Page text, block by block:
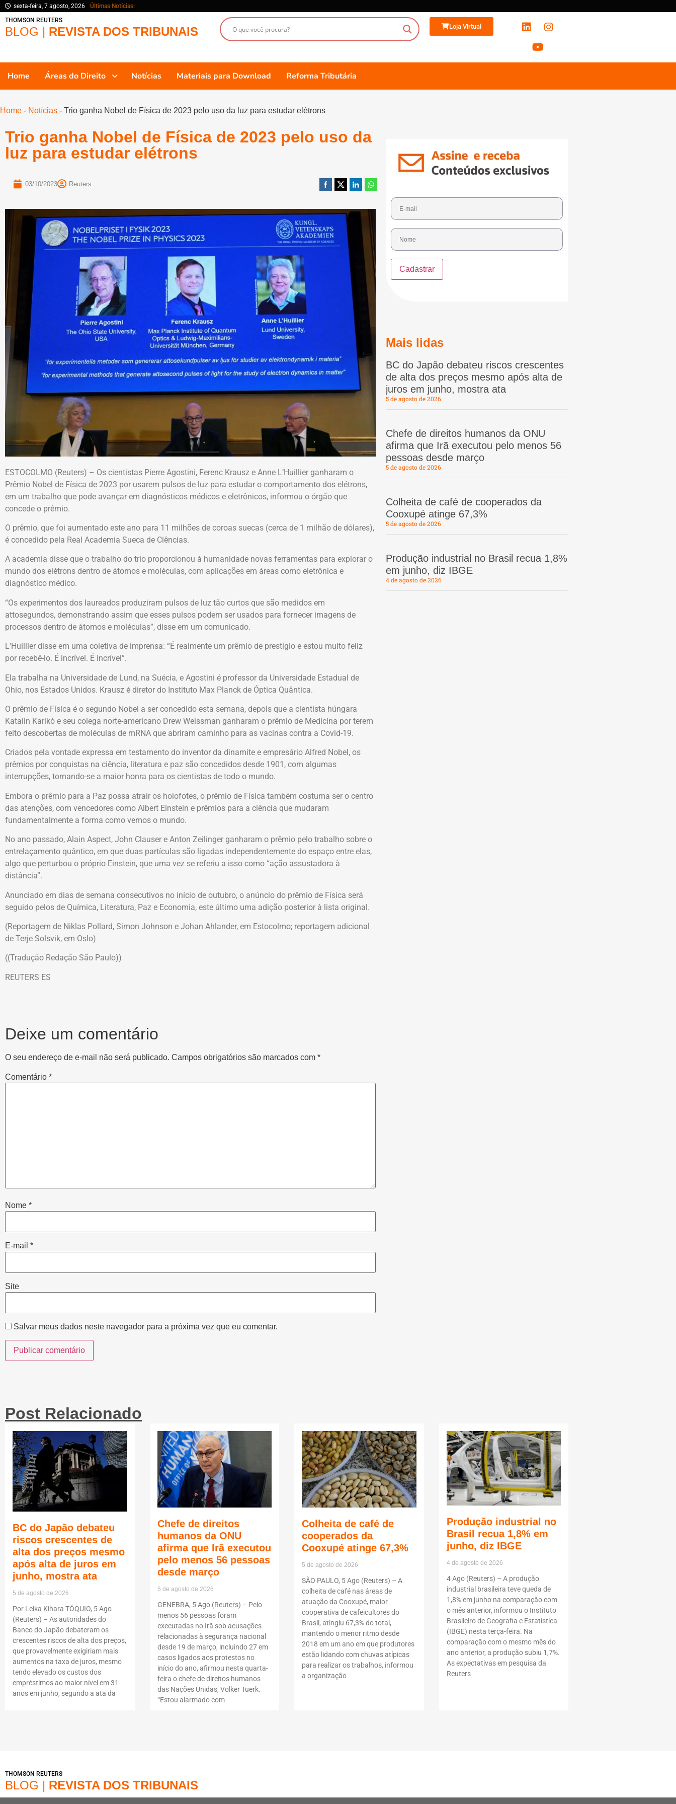
sexta-feira, 7 agosto, 2026
Últimas Notícias:
THOMSON REUTERS
BLOG | REVISTA DOS TRIBUNAIS Loja Virtual
Home Áreas do Direito Notícias Materiais para Download Reforma Tributária
Home - Notícias - Trio ganha Nobel de Física de 2023 pelo uso da luz para estudar elétrons
Trio ganha Nobel de Física de 2023 pelo uso da
luz para estudar elétrons
03/10/2023 Reuters
ESTOCOLMO (Reuters) – Os cientistas Pierre Agostini, Ferenc Krausz e Anne L’Huillier ganharam o
Prêmio Nobel de Física de 2023 por usarem pulsos de luz para estudar o comportamento dos elétrons,
em um trabalho que pode avançar em diagnósticos médicos e eletrônicos, informou o órgão que
concede o prêmio.
O prêmio, que foi aumentado este ano para 11 milhões de coroas suecas (cerca de 1 milhão de dólares),
é concedido pela Real Academia Sueca de Ciências.
A academia disse que o trabalho do trio proporcionou à humanidade novas ferramentas para explorar o
mundo dos elétrons dentro de átomos e moléculas, com aplicações em áreas como eletrônica e
diagnóstico médico.
“Os experimentos dos laureados produziram pulsos de luz tão curtos que são medidos em
attosegundos, demonstrando assim que esses pulsos podem ser usados para fornecer imagens de
processos dentro de átomos e moléculas”, disse em um comunicado.
L’Huillier disse em uma coletiva de imprensa: “É realmente um prêmio de prestígio e estou muito feliz
por recebê-lo. É incrível. É incrível”.
Ela trabalha na Universidade de Lund, na Suécia, e Agostini é professor da Universidade Estadual de
Ohio, nos Estados Unidos. Krausz é diretor do Instituto Max Planck de Óptica Quântica.
O prêmio de Física é o segundo Nobel a ser concedido esta semana, depois que a cientista húngara
Katalin Karikó e seu colega norte-americano Drew Weissman ganharam o prêmio de Medicina por terem
feito descobertas de moléculas de mRNA que abriram caminho para as vacinas contra a Covid-19.
Criados pela vontade expressa em testamento do inventor da dinamite e empresário Alfred Nobel, os
prêmios por conquistas na ciência, literatura e paz são concedidos desde 1901, com algumas
interrupções, tornando-se a maior honra para os cientistas de todo o mundo.
Embora o prêmio para a Paz possa atrair os holofotes, o prêmio de Física também costuma ser o centro
das atenções, com vencedores como Albert Einstein e prêmios para a ciência que mudaram
fundamentalmente a forma como vemos o mundo.
No ano passado, Alain Aspect, John Clauser e Anton Zeilinger ganharam o prêmio pelo trabalho sobre o
entrelaçamento quântico, em que duas partículas são ligadas independentemente do espaço entre elas,
algo que perturbou o próprio Einstein, que uma vez se referiu a isso como “ação assustadora à
distância”.
Anunciado em dias de semana consecutivos no início de outubro, o anúncio do prêmio de Física será
seguido pelos de Química, Literatura, Paz e Economia, este último uma adição posterior à lista original.
(Reportagem de Niklas Pollard, Simon Johnson e Johan Ahlander, em Estocolmo; reportagem adicional
de Terje Solsvik, em Oslo)
((Tradução Redação São Paulo))
REUTERS ES
Deixe um comentário
O seu endereço de e-mail não será publicado. Campos obrigatórios são marcados com *
Comentário *
Nome *
E-mail *
Site
Salvar meus dados neste navegador para a próxima vez que eu comentar.
Mais lidas
BC do Japão debateu riscos crescentes
de alta dos preços mesmo após alta de
juros em junho, mostra ata
5 de agosto de 2026
Chefe de direitos humanos da ONU
afirma que Irã executou pelo menos 56
pessoas desde março
5 de agosto de 2026
Colheita de café de cooperados da
Cooxupé atinge 67,3%
5 de agosto de 2026
Produção industrial no Brasil recua 1,8%
em junho, diz IBGE
4 de agosto de 2026
Post Relacionado
BC do Japão debateu
riscos crescentes de
alta dos preços mesmo
após alta de juros em
junho, mostra ata
5 de agosto de 2026
Por Leika Kihara TÓQUIO, 5 Ago
(Reuters) – As autoridades do
Banco do Japão debateram os
crescentes riscos de alta dos preços,
que provavelmente exigiriam mais
aumentos na taxa de juros, mesmo
tendo elevado os custos dos
empréstimos ao maior nível em 31
anos em junho, segundo a ata da
Chefe de direitos
humanos da ONU
afirma que Irã executou
pelo menos 56 pessoas
desde março
5 de agosto de 2026
GENEBRA, 5 Ago (Reuters) – Pelo
menos 56 pessoas foram
executadas no Irã sob acusações
relacionadas à segurança nacional
desde 19 de março, incluindo 27 em
casos ligados aos protestos no
início do ano, afirmou nesta quarta-
feira o chefe de direitos humanos
das Nações Unidas, Volker Tuerk.
“Estou alarmado com
Colheita de café de
cooperados da
Cooxupé atinge 67,3%
5 de agosto de 2026
SÃO PAULO, 5 Ago (Reuters) – A
colheita de café nas áreas de
atuação da Cooxupé, maior
cooperativa de cafeicultores do
Brasil, atingiu 67,3% do total,
mantendo o menor ritmo desde
2018 em um ano em que produtores
estão lidando com chuvas atípicas
para realizar os trabalhos, informou
a organização
Produção industrial no
Brasil recua 1,8% em
junho, diz IBGE
4 de agosto de 2026
4 Ago (Reuters) – A produção
industrial brasileira teve queda de
1,8% em junho na comparação com
o mês anterior, informou o Instituto
Brasileiro de Geografia e Estatística
(IBGE) nesta terça-feira. Na
comparação com o mesmo mês do
ano anterior, a produção subiu 1,7%.
As expectativas em pesquisa da
Reuters
THOMSON REUTERS
BLOG | REVISTA DOS TRIBUNAIS